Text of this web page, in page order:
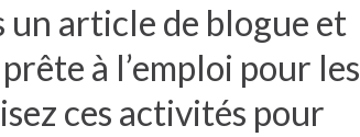
un article de blogue et
à l’emploi pour les
ces activités pour